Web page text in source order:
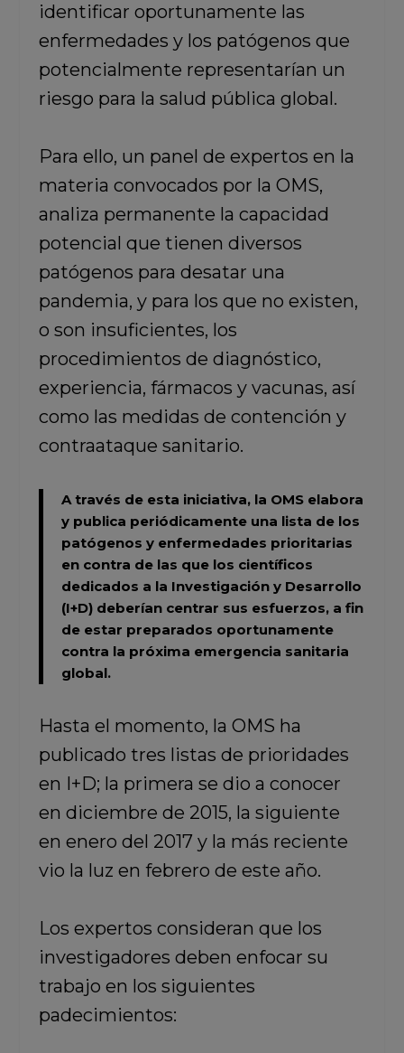
identificar oportunamente las
enfermedades y los patógenos que
potencialmente representarían un
riesgo para la salud pública global.
Para ello, un panel de expertos en la
materia convocados por la OMS,
analiza permanente la capacidad
potencial que tienen diversos
patógenos para desatar una
pandemia, y para los que no existen,
o son insuficientes, los
procedimientos de diagnóstico,
experiencia, fármacos y vacunas, así
como las medidas de contención y
contraataque sanitario.
A través de esta iniciativa, la OMS elabora
y publica periódicamente una lista de los
patógenos y enfermedades prioritarias
en contra de las que los científicos
dedicados a la Investigación y Desarrollo
(I+D) deberían centrar sus esfuerzos, a fin
de estar preparados oportunamente
contra la próxima emergencia sanitaria
global.
Hasta el momento, la OMS ha
publicado tres listas de prioridades
en I+D; la primera se dio a conocer
en diciembre de 2015, la siguiente
en enero del 2017 y la más reciente
vio la luz en febrero de este año.
Los expertos consideran que los
investigadores deben enfocar su
trabajo en los siguientes
padecimientos: